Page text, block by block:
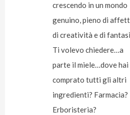
crescendo in un mondo
genuino, pieno di
di creatività e di
Ti volevo chiedere…a
parte il miele…dove hai
comprato tutti gli altri
ingredienti? Farmacia?
Erboristeria?